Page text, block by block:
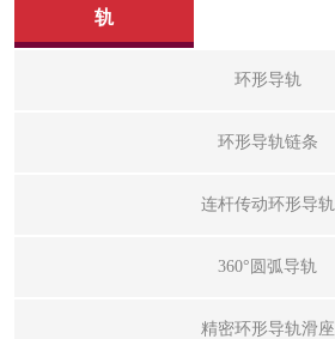
轨
环形导轨
环形导轨链条
连杆传动环形导轨
360°圆弧导轨
精密环形导轨滑座